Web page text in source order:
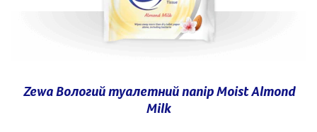
Zewa Вологий туалетний папір Moist Almond
Milk